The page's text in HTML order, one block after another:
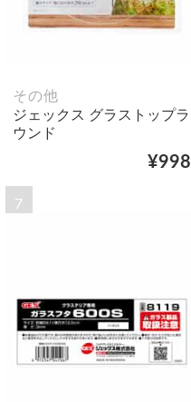
その他
ジェックス グラストップラ
ウンド
¥998
7